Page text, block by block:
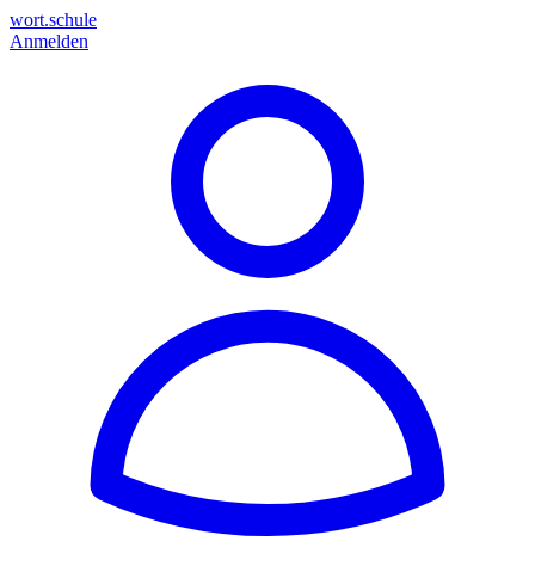
wort.schule
Anmelden